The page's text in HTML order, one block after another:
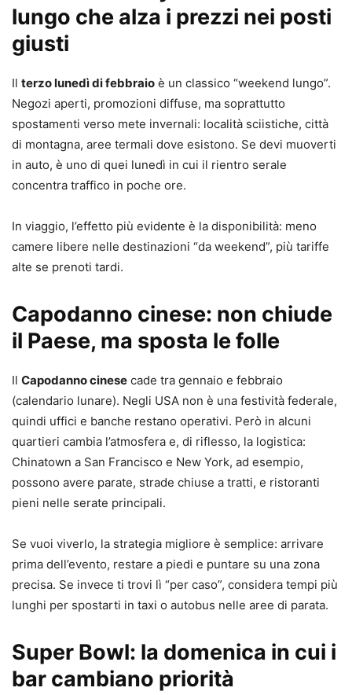
lungo che alza i prezzi nei posti
giusti
Il terzo lunedì di febbraio è un classico “weekend lungo”.
Negozi aperti, promozioni diffuse, ma soprattutto
spostamenti verso mete invernali: località sciistiche, città
di montagna, aree termali dove esistono. Se devi muoverti
in auto, è uno di quei lunedì in cui il rientro serale
concentra traffico in poche ore.
In viaggio, l’effetto più evidente è la disponibilità: meno
camere libere nelle destinazioni “da weekend”, più tariffe
alte se prenoti tardi.
Capodanno cinese: non chiude
il Paese, ma sposta le folle
Il Capodanno cinese cade tra gennaio e febbraio
(calendario lunare). Negli USA non è una festività federale,
quindi uffici e banche restano operativi. Però in alcuni
quartieri cambia l’atmosfera e, di riflesso, la logistica:
Chinatown a San Francisco e New York, ad esempio,
possono avere parate, strade chiuse a tratti, e ristoranti
pieni nelle serate principali.
Se vuoi viverlo, la strategia migliore è semplice: arrivare
prima dell’evento, restare a piedi e puntare su una zona
precisa. Se invece ti trovi lì “per caso”, considera tempi più
lunghi per spostarti in taxi o autobus nelle aree di parata.
Super Bowl: la domenica in cui i
bar cambiano priorità